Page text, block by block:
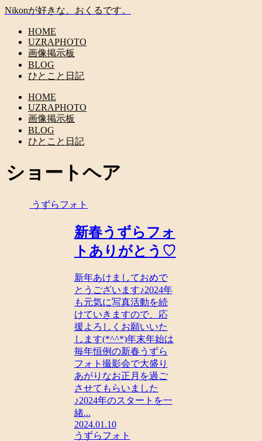
Nikonが好きな、おくるです。
HOME
UZRAPHOTO
画像掲示板
BLOG
ひとこと日記
HOME
UZRAPHOTO
画像掲示板
BLOG
ひとこと日記
ショートヘア
うずらフォト
新春うずらフォ
トありがとう♡
新年あけましておめで
とうございます♪2024年
も元気に写真活動を続
けていきますので、応
援よろしくお願いいた
します(*^^*)年末年始は
毎年恒例の新春うずら
フォト撮影会で大盛り
あがりなお正月を過ご
させてもらいました
♪2024年のスタートを一
緒...
2024.01.10
うずらフォト